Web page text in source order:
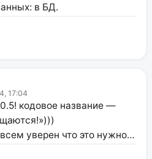
в БД.
17:04
кодовое название —
уверен что это нужно…